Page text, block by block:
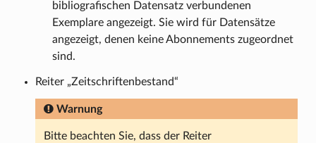
bibliografischen Datensatz verbundenen
Exemplare angezeigt. Sie wird für Datensätze
angezeigt, denen keine Abonnements zugeordnet
sind.
Reiter „Zeitschriftenbestand“
Warnung
Bitte beachten Sie, dass der Reiter